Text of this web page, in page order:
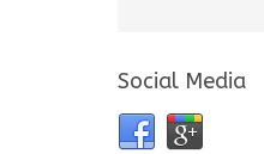
Social Media